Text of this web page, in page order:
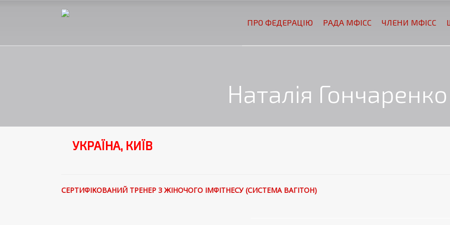
ПРО ФЕДЕРАЦІЮ РАДА МФІСС ЧЛЕНИ МФІСС
Наталія Гончаренко
УКРАЇНА, КИЇВ
СЕРТИФІКОВАНИЙ ТРЕНЕР З ЖІНОЧОГО ІМФІТНЕСУ (СИСТЕМА ВАГІТОН)